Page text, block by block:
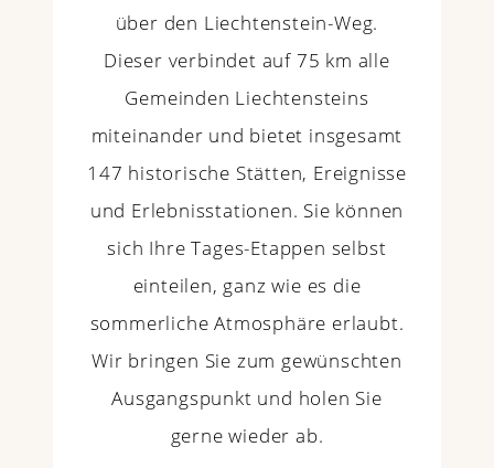
über den Liechtenstein-Weg.
Dieser verbindet auf 75 km alle
Gemeinden Liechtensteins
miteinander und bietet insgesamt
147 historische Stätten, Ereignisse
und Erlebnisstationen. Sie können
sich Ihre Tages-Etappen selbst
einteilen, ganz wie es die
sommerliche Atmosphäre erlaubt.
Wir bringen Sie zum gewünschten
Ausgangspunkt und holen Sie
gerne wieder ab.